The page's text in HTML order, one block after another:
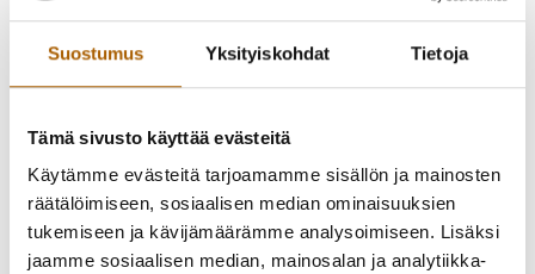
Suostumus Yksityiskohdat Tietoja
Tämä sivusto käyttää evästeitä
Käytämme evästeitä tarjoamamme sisällön ja mainosten
räätälöimiseen, sosiaalisen median ominaisuuksien
tukemiseen ja kävijämäärämme analysoimiseen. Lisäksi
jaamme sosiaalisen median, mainosalan ja analytiikka-
Tahvola, Aija
050 533 9484
aija.tahvola@tyrnava.fi